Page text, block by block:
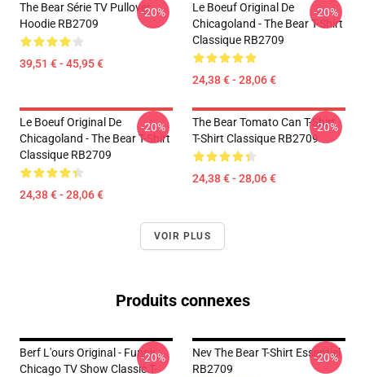
The Bear Série TV Pullover
Hoodie RB2709
39,51 € - 45,95 €
-20%
Le Boeuf Original De
Chicagoland - The Bear T-Shirt
Classique RB2709
24,38 € - 28,06 €
-20%
Le Boeuf Original De
Chicagoland - The Bear T-Shirt
Classique RB2709
24,38 € - 28,06 €
-20%
The Bear Tomato Can T-Shirt
T-Shirt Classique RB2709
24,38 € - 28,06 €
-20%
VOIR PLUS
Produits connexes
Berf L'ours Original - Funny
Chicago TV Show Classic T-
-20%
Nev The Bear T-Shirt Essentiel
RB2709
-20%